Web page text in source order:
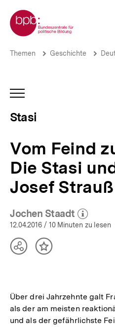
zum
Seiteninhalt
springen
Zur Startseite der bpb
Vom
Die
Stasi
Franz
Stasi
bpb.de
Brotkrümelnavigation
Themen Geschichte
INHALTSNAVIGATION
Stasi
Vom Feind
Die Stasi
Josef Strauß
Jochen Staadt
(Mehr zum
öffnen
12.04.2016 / 10 Minuten zu lesen
TeilenInhalt
Über drei Jahrzehnte galt
als der am meisten
und als der gefährlichste